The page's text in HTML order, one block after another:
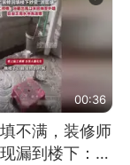
00:36
不满，装修师
漏到楼下：出